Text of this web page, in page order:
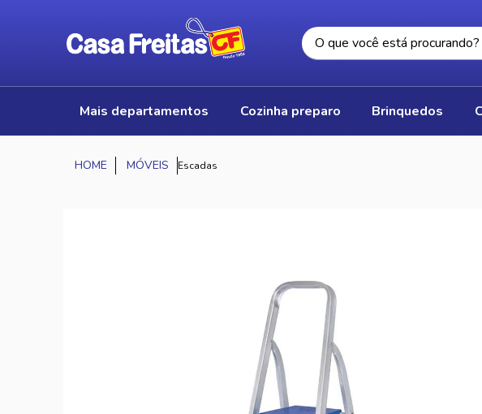
mais departamentos cozinha preparo brinquedos
MÓVEIS Escadas